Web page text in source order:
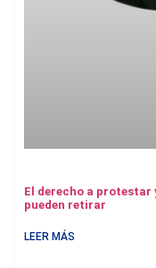
El derecho a protestar
pueden retirar
LEER MÁS